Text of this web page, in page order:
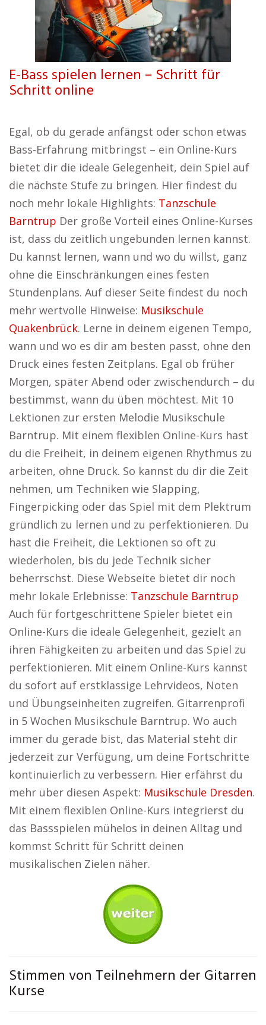
E-Bass spielen lernen – Schritt für
Schritt online
Egal, ob du gerade anfängst oder schon etwas
Bass-Erfahrung mitbringst – ein Online-Kurs
bietet dir die ideale Gelegenheit, dein Spiel auf
die nächste Stufe zu bringen. Hier findest du
noch mehr lokale Highlights: Tanzschule
Barntrup Der große Vorteil eines Online-Kurses
ist, dass du zeitlich ungebunden lernen kannst.
Du kannst lernen, wann und wo du willst, ganz
ohne die Einschränkungen eines festen
Stundenplans. Auf dieser Seite findest du noch
mehr wertvolle Hinweise: Musikschule
Quakenbrück. Lerne in deinem eigenen Tempo,
wann und wo es dir am besten passt, ohne den
Druck eines festen Zeitplans. Egal ob früher
Morgen, später Abend oder zwischendurch – du
bestimmst, wann du üben möchtest. Mit 10
Lektionen zur ersten Melodie Musikschule
Barntrup. Mit einem flexiblen Online-Kurs hast
du die Freiheit, in deinem eigenen Rhythmus zu
arbeiten, ohne Druck. So kannst du dir die Zeit
nehmen, um Techniken wie Slapping,
Fingerpicking oder das Spiel mit dem Plektrum
gründlich zu lernen und zu perfektionieren. Du
hast die Freiheit, die Lektionen so oft zu
wiederholen, bis du jede Technik sicher
beherrschst. Diese Webseite bietet dir noch
mehr lokale Erlebnisse: Tanzschule Barntrup
Auch für fortgeschrittene Spieler bietet ein
Online-Kurs die ideale Gelegenheit, gezielt an
ihren Fähigkeiten zu arbeiten und das Spiel zu
perfektionieren. Mit einem Online-Kurs kannst
du sofort auf erstklassige Lehrvideos, Noten
und Übungseinheiten zugreifen. Gitarrenprofi
in 5 Wochen Musikschule Barntrup. Wo auch
immer du gerade bist, das Material steht dir
jederzeit zur Verfügung, um deine Fortschritte
kontinuierlich zu verbessern. Hier erfährst du
mehr über diesen Aspekt: Musikschule Dresden.
Mit einem flexiblen Online-Kurs integrierst du
das Bassspielen mühelos in deinen Alltag und
kommst Schritt für Schritt deinen
musikalischen Zielen näher.
Stimmen von Teilnehmern der Gitarren
Kurse